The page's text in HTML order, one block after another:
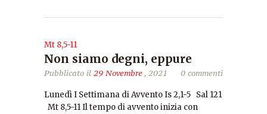
Mt 8,5-11
Non siamo degni, eppure
Pubblicato il 29 Novembre, 2021 0 commenti
Lunedì I Settimana di Avvento Is 2,1-5 Sal 121
Mt 8,5-11 Il tempo di avvento inizia con